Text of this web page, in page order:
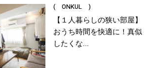
( ONKUL )
【１人暮らしの狭い部屋】
おうち時間を快適に！真似
したくな...